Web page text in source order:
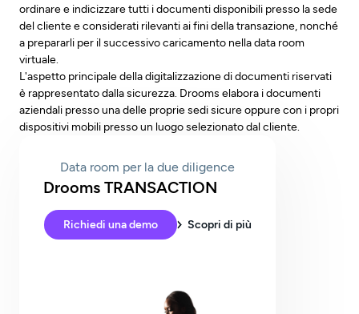
ordinare e indicizzare tutti i documenti disponibili presso la sede
del cliente e considerati rilevanti ai fini della transazione, nonché
a prepararli per il successivo caricamento nella data room
virtuale.
L'aspetto principale della digitalizzazione di documenti riservati
è rappresentato dalla sicurezza. Drooms elabora i documenti
aziendali presso una delle proprie sedi sicure oppure con i propri
dispositivi mobili presso un luogo selezionato dal cliente.
Data room per la due diligence
Drooms TRANSACTION
Richiedi una demo Scopri di più